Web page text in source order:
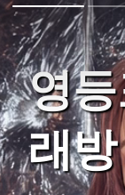
영
래방